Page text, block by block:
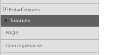
Estadístiques
Tutorials
- FAQS
- Com registrar-se